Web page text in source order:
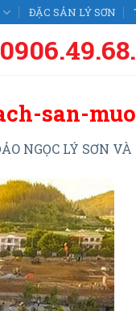
ĐẶC SẢN LÝ SƠN
san-
NGỌC LÝ SƠN